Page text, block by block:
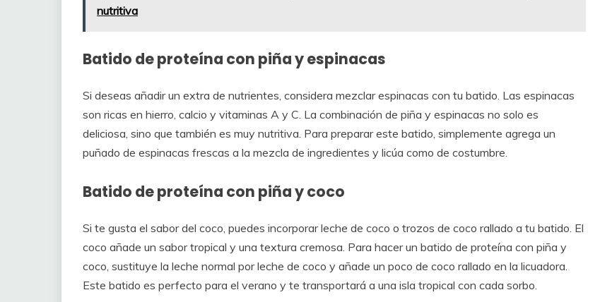
nutritiva
Batido de proteína con piña y espinacas
Si deseas añadir un extra de nutrientes, considera mezclar espinacas con tu batido. Las espinacas
son ricas en hierro, calcio y vitaminas A y C. La combinación de piña y espinacas no solo es
deliciosa, sino que también es muy nutritiva. Para preparar este batido, simplemente agrega un
puñado de espinacas frescas a la mezcla de ingredientes y licúa como de costumbre.
Batido de proteína con piña y coco
Si te gusta el sabor del coco, puedes incorporar leche de coco o trozos de coco rallado a tu batido. El
coco añade un sabor tropical y una textura cremosa. Para hacer un batido de proteína con piña y
coco, sustituye la leche normal por leche de coco y añade un poco de coco rallado en la licuadora.
Este batido es perfecto para el verano y te transportará a una isla tropical con cada sorbo.